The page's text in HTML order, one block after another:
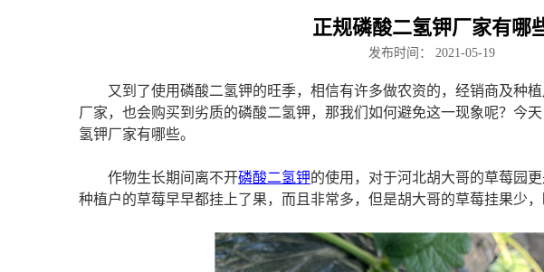
正规磷酸二氢钾厂家有哪
发布时间： 2021-05-19
又到了使用磷酸二氢钾的旺季，相信有许多做农资的，经销商及种
厂家，也会购买到劣质的磷酸二氢钾，那我们如何避免这一现象呢？今
氢钾厂家有哪些。
作物生长期间离不开磷酸二氢钾的使用，对于河北胡大哥的草莓园
种植户的草莓早早都挂上了果，而且非常多，但是胡大哥的草莓挂果少，